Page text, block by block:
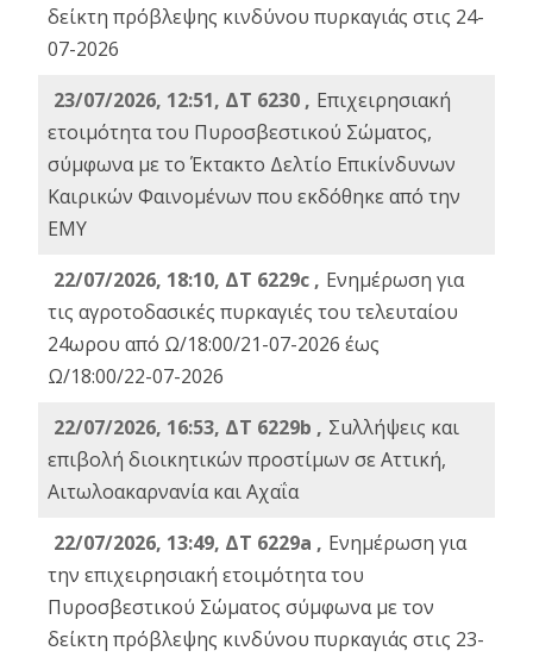
δείκτη πρόβλεψης κινδύνου πυρκαγιάς στις 24-
07-2026
23/07/2026, 12:51, ΔΤ 6230 , Επιχειρησιακή
ετοιμότητα του Πυροσβεστικού Σώματος,
σύμφωνα με το Έκτακτο Δελτίο Επικίνδυνων
Καιρικών Φαινομένων που εκδόθηκε από την
ΕΜΥ
22/07/2026, 18:10, ΔΤ 6229c , Ενημέρωση για
τις αγροτοδασικές πυρκαγιές του τελευταίου
24ωρου από Ω/18:00/21-07-2026 έως
Ω/18:00/22-07-2026
22/07/2026, 16:53, ΔΤ 6229b , Σuλλήψεις και
επιβολή διοικητικών προστίμων σε Αττική,
Αιτωλοακαρνανία και Αχαΐα
22/07/2026, 13:49, ΔΤ 6229a , Ενημέρωση για
την επιχειρησιακή ετοιμότητα του
Πυροσβεστικού Σώματος σύμφωνα με τον
δείκτη πρόβλεψης κινδύνου πυρκαγιάς στις 23-